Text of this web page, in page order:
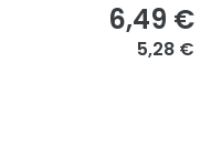
6,49 €
5,28 €